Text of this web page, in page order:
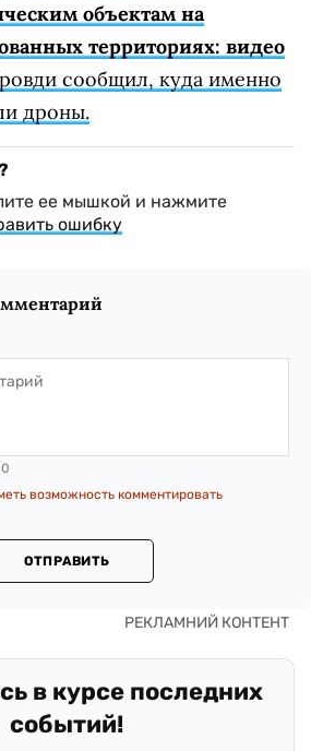
объектам на
территориях: видео
сообщил, куда именно
дроны.
ее мышкой и нажмите
ошибку
возможность комментировать
ОТПРАВИТЬ
в курсе последних
событий!